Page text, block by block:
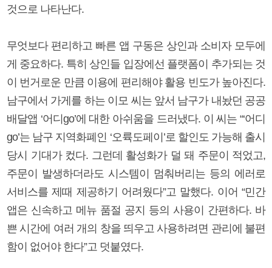
것으로 나타난다.
무엇보다 편리하고 빠른 앱 구동은 상인과 소비자 모두에
게 중요하다. 특히 상인들 입장에선 플랫폼이 추가되는 것
이 번거로운 만큼 이용에 편리해야 활용 빈도가 높아진다.
남구에서 가게를 하는 이모 씨는 앞서 남구가 내놨던 공공
배달앱 ‘어디go’에 대한 아쉬움을 드러냈다. 이 씨는 “‘어디
go’는 남구 지역화폐인 ‘오륙도페이’로 할인도 가능해 출시
당시 기대가 컸다. 그런데 활성화가 덜 돼 주문이 적었고,
주문이 발생하더라도 시스템이 멈춰버리는 등의 에러로
서비스를 제때 제공하기 어려웠다”고 말했다. 이어 “민간
앱은 신속하고 메뉴 품절 공지 등의 사용이 간편하다. 바
쁜 시간에 여러 개의 창을 띄우고 사용하려면 관리에 불편
함이 없어야 한다”고 덧붙였다.